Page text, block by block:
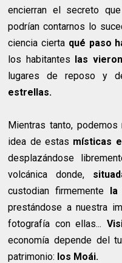
encierran el secreto que
podrían contarnos lo
ciencia cierta qué paso
los habitantes las
lugares de reposo y
estrellas.
Mientras tanto,
idea de estas místicas
desplazándose
volcánica donde,
custodian firmemente la
prestándose a nuestra
fotografía con ellas...
economía depende del
patrimonio: los Moái.